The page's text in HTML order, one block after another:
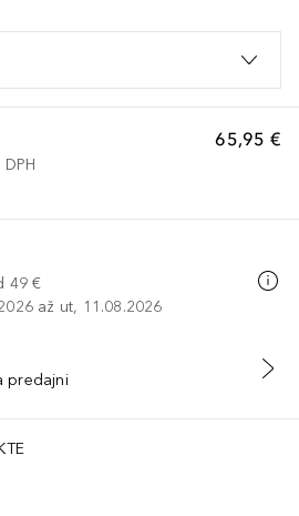
65,95 €
49 €
až ut, 11.08.2026
DO KOŠÍKA
predajni